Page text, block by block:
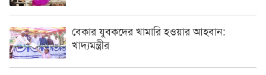
বেকার যুবকদের খামারি হওয়ার আহবান:
খাদ্যমন্ত্রীর